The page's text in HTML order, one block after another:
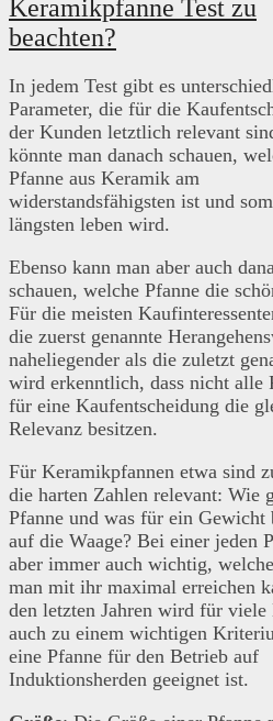
Keramikpfanne Test zu
beachten?
In jedem Test gibt es
Parameter, die für die
der Kunden letztlich relevant
könnte man danach schauen,
Pfanne aus Keramik am
widerstandsfähigsten ist und
längsten leben wird.
Ebenso kann man aber auch
schauen, welche Pfanne die
Für die meisten
die zuerst genannte
naheliegender als die zuletzt
wird erkenntlich, dass nicht alle
für eine Kaufentscheidung die
Relevanz besitzen.
Für Keramikpfannen etwa sind
die harten Zahlen relevant: Wie
Pfanne und was für ein Gewicht
auf die Waage? Bei einer jeden
aber immer auch wichtig,
man mit ihr maximal erreichen
den letzten Jahren wird für viele
auch zu einem wichtigen
eine Pfanne für den Betrieb auf
Induktionsherden geeignet ist.